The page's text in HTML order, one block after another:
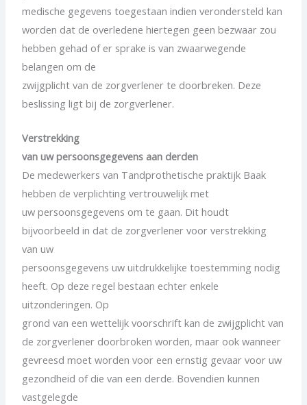
medische gegevens toegestaan indien verondersteld kan
worden dat de overledene hiertegen geen bezwaar zou
hebben gehad of er sprake is van zwaarwegende
belangen om de
zwijgplicht van de zorgverlener te doorbreken. Deze
beslissing ligt bij de zorgverlener.
Verstrekking
van uw persoonsgegevens aan derden
De medewerkers van Tandprothetische praktijk Baak
hebben de verplichting vertrouwelijk met
uw persoonsgegevens om te gaan. Dit houdt
bijvoorbeeld in dat de zorgverlener voor verstrekking
van uw
persoonsgegevens uw uitdrukkelijke toestemming nodig
heeft. Op deze regel bestaan echter enkele
uitzonderingen. Op
grond van een wettelijk voorschrift kan de zwijgplicht van
de zorgverlener doorbroken worden, maar ook wanneer
gevreesd moet worden voor een ernstig gevaar voor uw
gezondheid of die van een derde. Bovendien kunnen
vastgelegde